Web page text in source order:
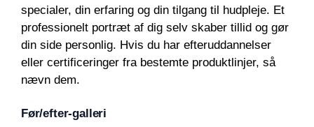
specialer, din erfaring og din tilgang til hudpleje. Et
professionelt portræt af dig selv skaber tillid og gør
din side personlig. Hvis du har efteruddannelser
eller certificeringer fra bestemte produktlinjer, så
nævn dem.
Før/efter-galleri